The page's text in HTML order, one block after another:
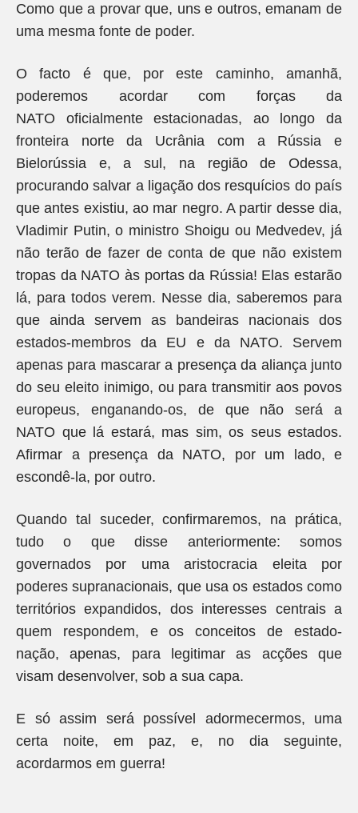
Como que a provar que, uns e outros, emanam de
uma mesma fonte de poder.
O facto é que, por este caminho, amanhã,
poderemos acordar com forças da
NATO oficialmente estacionadas, ao longo da
fronteira norte da Ucrânia com a Rússia e
Bielorússia e, a sul, na região de Odessa,
procurando salvar a ligação dos resquícios do país
que antes existiu, ao mar negro. A partir desse dia,
Vladimir Putin, o ministro Shoigu ou Medvedev, já
não terão de fazer de conta de que não existem
tropas da NATO às portas da Rússia! Elas estarão
lá, para todos verem. Nesse dia, saberemos para
que ainda servem as bandeiras nacionais dos
estados-membros da EU e da NATO. Servem
apenas para mascarar a presença da aliança junto
do seu eleito inimigo, ou para transmitir aos povos
europeus, enganando-os, de que não será a
NATO que lá estará, mas sim, os seus estados.
Afirmar a presença da NATO, por um lado, e
escondê-la, por outro.
Quando tal suceder, confirmaremos, na prática,
tudo o que disse anteriormente: somos
governados por uma aristocracia eleita por
poderes supranacionais, que usa os estados como
territórios expandidos, dos interesses centrais a
quem respondem, e os conceitos de estado-
nação, apenas, para legitimar as acções que
visam desenvolver, sob a sua capa.
E só assim será possível adormecermos, uma
certa noite, em paz, e, no dia seguinte,
acordarmos em guerra!